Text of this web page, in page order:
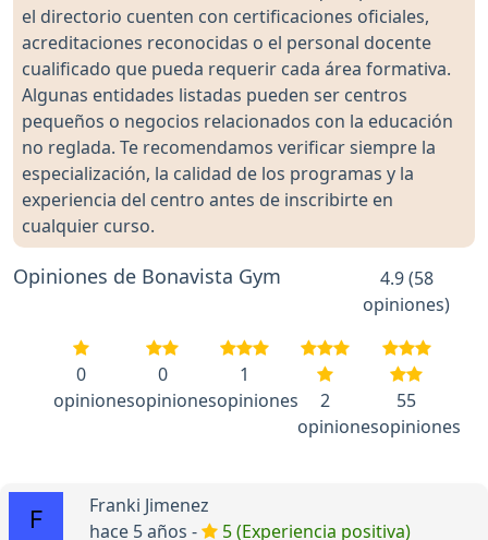
el directorio cuenten con certificaciones oficiales,
acreditaciones reconocidas o el personal docente
cualificado que pueda requerir cada área formativa.
Algunas entidades listadas pueden ser centros
pequeños o negocios relacionados con la educación
no reglada. Te recomendamos verificar siempre la
especialización, la calidad de los programas y la
experiencia del centro antes de inscribirte en
cualquier curso.
Opiniones de Bonavista Gym
4.9 (58
opiniones)
0
opiniones
0
opiniones
1
opiniones
2
opiniones
55
opiniones
Franki Jimenez
hace 5 años -
5 (Experiencia positiva)